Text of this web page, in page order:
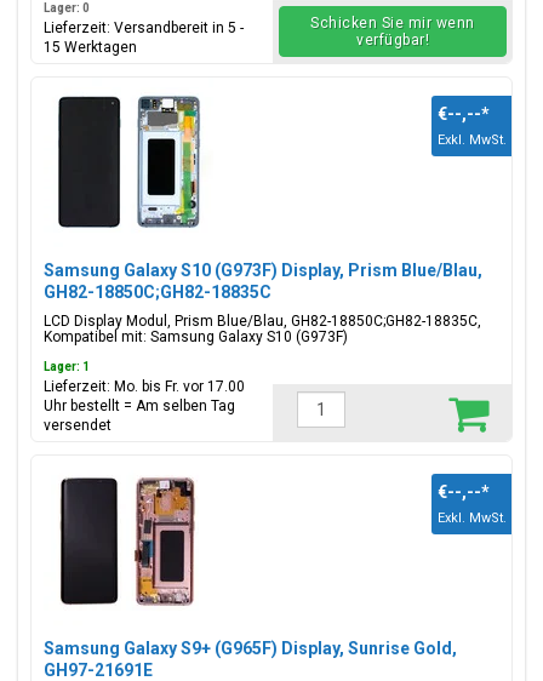
Lager: 0
Lieferzeit: Versandbereit in 5 -
15 Werktagen
Schicken Sie mir wenn
verfügbar!
Samsung Galaxy S10 (G973F) Display, Prism Blue/Blau,
GH82-18850C;GH82-18835C
LCD Display Modul, Prism Blue/Blau, GH82-18850C;GH82-18835C,
Kompatibel mit: Samsung Galaxy S10 (G973F)
€--,--*
Exkl. MwSt.
Lager: 1
Lieferzeit: Mo. bis Fr. vor 17.00
Uhr bestellt = Am selben Tag
versendet
Samsung Galaxy S9+ (G965F) Display, Sunrise Gold,
GH97-21691E
€--,--*
Exkl. MwSt.